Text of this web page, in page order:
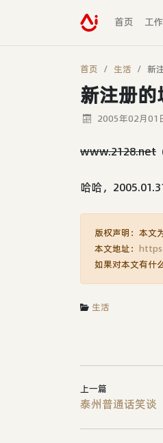
首页 工作
首页 生活 新
新注册的
2005年02月01
www.2128.net
哈哈，
版权声明：本文
本文地址：
如果对本文有什
生活
上一篇
泰州普通话笑谈